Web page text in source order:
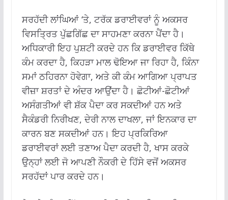
ਸਰਹੱਦੀ ਲਾਂਘਿਆਂ ‘ਤੇ, ਟਰੱਕ ਡਰਾਈਵਰਾਂ ਨੂੰ ਅਕਸਰ
ਵਿਸਤ੍ਰਿਤ ਪੁੱਛਗਿੱਛ ਦਾ ਸਾਹਮਣਾ ਕਰਨਾ ਪੈਂਦਾ ਹੈ।
ਅਧਿਕਾਰੀ ਇਹ ਪੁਸ਼ਟੀ ਕਰਦੇ ਹਨ ਕਿ ਡਰਾਈਵਰ ਕਿੱਥੇ
ਕੰਮ ਕਰਦਾ ਹੈ, ਕਿਹੜਾ ਮਾਲ ਢੋਇਆ ਜਾ ਰਿਹਾ ਹੈ, ਕਿੰਨਾ
ਸਮਾਂ ਠਹਿਰਨਾ ਹੋਵੇਗਾ, ਅਤੇ ਕੀ ਕੰਮ ਆਗਿਆ ਪ੍ਰਾਪਤ
ਵੀਜ਼ਾ ਸ਼ਰਤਾਂ ਦੇ ਅੰਦਰ ਆਉਂਦਾ ਹੈ। ਛੋਟੀਆਂ-ਛੋਟੀਆਂ
ਅਸੰਗਤੀਆਂ ਵੀ ਸ਼ੱਕ ਪੈਦਾ ਕਰ ਸਕਦੀਆਂ ਹਨ ਅਤੇ
ਸੈਕੰਡਰੀ ਨਿਰੀਖਣ, ਦੇਰੀ ਨਾਲ ਦਾਖਲਾ, ਜਾਂ ਇਨਕਾਰ ਦਾ
ਕਾਰਨ ਬਣ ਸਕਦੀਆਂ ਹਨ। ਇਹ ਪ੍ਰਕਿਰਿਆ
ਡਰਾਈਵਰਾਂ ਲਈ ਤਣਾਅ ਪੈਦਾ ਕਰਦੀ ਹੈ, ਖਾਸ ਕਰਕੇ
ਉਨ੍ਹਾਂ ਲਈ ਜੋ ਆਪਣੀ ਨੌਕਰੀ ਦੇ ਹਿੱਸੇ ਵਜੋਂ ਅਕਸਰ
ਸਰਹੱਦਾਂ ਪਾਰ ਕਰਦੇ ਹਨ।